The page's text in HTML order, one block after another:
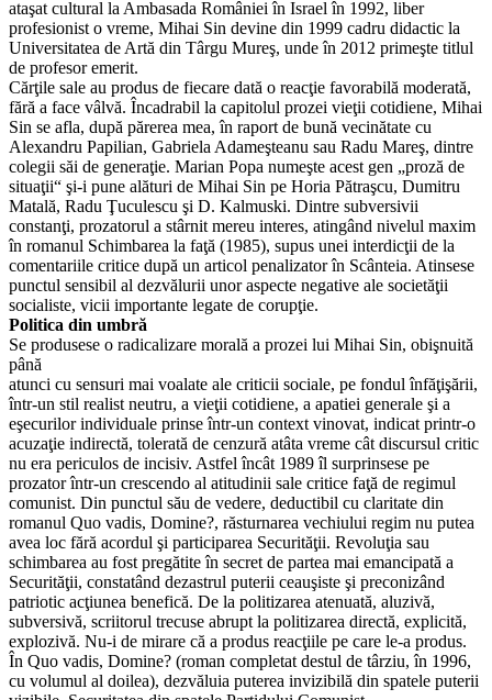
ataşat cultural la Ambasada României în Israel în 1992, liber
profesionist o vreme, Mihai Sin devine din 1999 cadru didactic la
Universitatea de Artă din Târgu Mureş, unde în 2012 primeşte titlul
de profesor emerit.
Cărţile sale au produs de fiecare dată o reacţie favorabilă moderată,
fără a face vâlvă. Încadrabil la capitolul prozei vieţii cotidiene, Mihai
Sin se afla, după părerea mea, în raport de bună vecinătate cu
Alexandru Papilian, Gabriela Adameşteanu sau Radu Mareş, dintre
colegii săi de generaţie. Marian Popa numeşte acest gen „proză de
situaţii“ şi-i pune alături de Mihai Sin pe Horia Pătraşcu, Dumitru
Matală, Radu Ţuculescu şi D. Kalmuski. Dintre subversivii
constanţi, prozatorul a stârnit mereu interes, atingând nivelul maxim
în romanul Schimbarea la faţă (1985), supus unei interdicţii de la
comentariile critice după un articol penalizator în Scânteia. Atinsese
punctul sensibil al dezvălurii unor aspecte negative ale societăţii
socialiste, vicii importante legate de corupţie.
Politica din umbră
Se produsese o radicalizare morală a prozei lui Mihai Sin, obişnuită
până
atunci cu sensuri mai voalate ale criticii sociale, pe fondul înfăţişării,
într-un stil realist neutru, a vieţii cotidiene, a apatiei generale şi a
eşecurilor individuale prinse într-un context vinovat, indicat printr-o
acuzaţie indirectă, tolerată de cenzură atâta vreme cât discursul critic
nu era periculos de incisiv. Astfel încât 1989 îl surprinsese pe
prozator într-un crescendo al atitudinii sale critice faţă de regimul
comunist. Din punctul său de vedere, deductibil cu claritate din
romanul Quo vadis, Domine?, răsturnarea vechiului regim nu putea
avea loc fără acordul şi participarea Securităţii. Revoluţia sau
schimbarea au fost pregătite în secret de partea mai emancipată a
Securităţii, constatând dezastrul puterii ceauşiste şi preconizând
patriotic acţiunea benefică. De la politizarea atenuată, aluzivă,
subversivă, scriitorul trecuse abrupt la politizarea directă, explicită,
explozivă. Nu-i de mirare că a produs reacţiile pe care le-a produs.
În Quo vadis, Domine? (roman completat destul de târziu, în 1996,
cu volumul al doilea), dezvăluia puterea invizibilă din spatele puterii